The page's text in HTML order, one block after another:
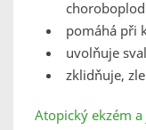
pomáhá při
uvolňuje
zklidňuje,
Atopický ekzém